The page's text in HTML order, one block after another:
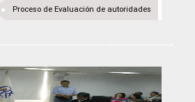
Proceso de Evaluación de autoridades